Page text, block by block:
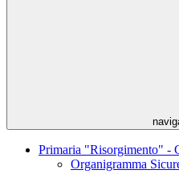
Primaria "Risorgimento" -
Organigramma